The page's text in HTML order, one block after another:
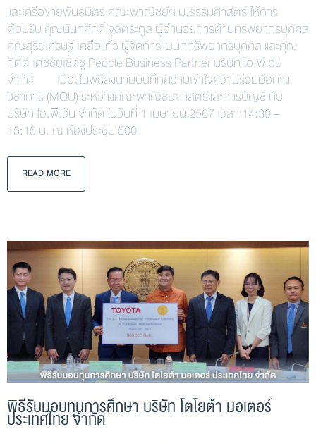
และเครือข่ายพันธมิตร คณะพาณิชย์ฯ ม.ธรรมศาสตร์ ให้การ
ต้อนรับ คุณนันทศักดิ์ จุลตระกูล ผู้อำนวยการด้านทรัพยากรบุคคล
คุณสุริยเศรษฐ์ เคลือแก้ว ผู้จัดการแผนกทรัพยากรบุคคล และคุณ
กิตติ เตชชัยเชิดชู People Business Partner บริษัท ไอ.พี.วัน
จำกัด เนื่องในพิธีลงนามบันทึกความเข้าใจความร่วมมือทาง
วิชาการ (MOU) ระหว่างคณะพาณิชยศาสตร์และการบัญชี กับ
บริษัท ไอ.พี.วัน จำกัด ในวันที่ 1 เมษายน 2567 เวลา 14:30 –
15:15 น. ณ ห้องประชุม 500
READ MORE
พิธีรับมอบทุนการศึกษา บริษัท โตโยต้า มอเตอร์
ประเทศไทย จำกัด